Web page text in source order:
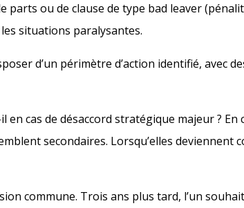
parts ou de clause de type bad leaver
situations paralysantes.
d’un périmètre d’action identifié, avec
cas de désaccord stratégique majeur ? En
secondaires. Lorsqu’elles
commune. Trois ans plus tard, l’un